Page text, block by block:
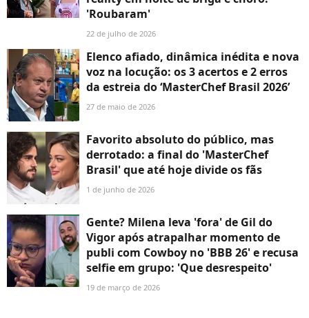
'Roubaram'
22 de julho de 2026
Elenco afiado, dinâmica inédita e nova
voz na locução: os 3 acertos e 2 erros
da estreia do ‘MasterChef Brasil 2026’
27 de maio de 2026
Favorito absoluto do público, mas
derrotado: a final do 'MasterChef
Brasil' que até hoje divide os fãs
1 de junho de 2026
Gente? Milena leva 'fora' de Gil do
Vigor após atrapalhar momento de
publi com Cowboy no 'BBB 26' e recusa
selfie em grupo: 'Que desrespeito'
19 de março de 2026